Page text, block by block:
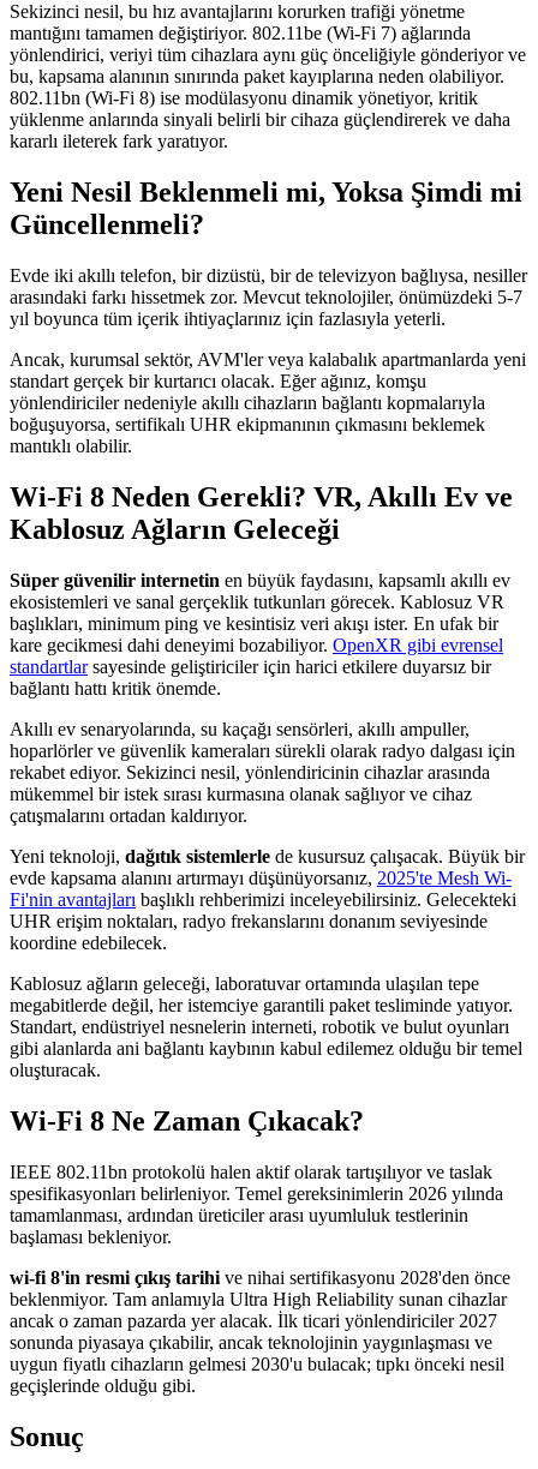
Sekizinci nesil, bu hız avantajlarını korurken trafiği yönetme
mantığını tamamen değiştiriyor. 802.11be (Wi-Fi 7) ağlarında
yönlendirici, veriyi tüm cihazlara aynı güç önceliğiyle gönderiyor ve
bu, kapsama alanının sınırında paket kayıplarına neden olabiliyor.
802.11bn (Wi-Fi 8) ise modülasyonu dinamik yönetiyor, kritik
yüklenme anlarında sinyali belirli bir cihaza güçlendirerek ve daha
kararlı ileterek fark yaratıyor.
Yeni Nesil Beklenmeli mi, Yoksa Şimdi mi
Güncellenmeli?
Evde iki akıllı telefon, bir dizüstü, bir de televizyon bağlıysa, nesiller
arasındaki farkı hissetmek zor. Mevcut teknolojiler, önümüzdeki 5-7
yıl boyunca tüm içerik ihtiyaçlarınız için fazlasıyla yeterli.
Ancak, kurumsal sektör, AVM'ler veya kalabalık apartmanlarda yeni
standart gerçek bir kurtarıcı olacak. Eğer ağınız, komşu
yönlendiriciler nedeniyle akıllı cihazların bağlantı kopmalarıyla
boğuşuyorsa, sertifikalı UHR ekipmanının çıkmasını beklemek
mantıklı olabilir.
Wi-Fi 8 Neden Gerekli? VR, Akıllı Ev ve
Kablosuz Ağların Geleceği
Süper güvenilir internetin en büyük faydasını, kapsamlı akıllı ev
ekosistemleri ve sanal gerçeklik tutkunları görecek. Kablosuz VR
başlıkları, minimum ping ve kesintisiz veri akışı ister. En ufak bir
kare gecikmesi dahi deneyimi bozabiliyor. OpenXR gibi evrensel
standartlarsayesinde geliştiriciler için harici etkilere duyarsız bir
bağlantı hattı kritik önemde.
Akıllı ev senaryolarında, su kaçağı sensörleri, akıllı ampuller,
hoparlörler ve güvenlik kameraları sürekli olarak radyo dalgası için
rekabet ediyor. Sekizinci nesil, yönlendiricinin cihazlar arasında
mükemmel bir istek sırası kurmasına olanak sağlıyor ve cihaz
çatışmalarını ortadan kaldırıyor.
Yeni teknoloji, dağıtık sistemlerle de kusursuz çalışacak. Büyük bir
evde kapsama alanını artırmayı düşünüyorsanız, 2025'te Mesh Wi-
Fi'nin avantajları başlıklı rehberimizi inceleyebilirsiniz. Gelecekteki
UHR erişim noktaları, radyo frekanslarını donanım seviyesinde
koordine edebilecek.
Kablosuz ağların geleceği, laboratuvar ortamında ulaşılan tepe
megabitlerde değil, her istemciye garantili paket tesliminde yatıyor.
Standart, endüstriyel nesnelerin interneti, robotik ve bulut oyunları
gibi alanlarda ani bağlantı kaybının kabul edilemez olduğu bir temel
oluşturacak.
Wi-Fi 8 Ne Zaman Çıkacak?
IEEE 802.11bn protokolü halen aktif olarak tartışılıyor ve taslak
spesifikasyonları belirleniyor. Temel gereksinimlerin 2026 yılında
tamamlanması, ardından üreticiler arası uyumluluk testlerinin
başlaması bekleniyor.
wi-fi 8'in resmi çıkış tarihi ve nihai sertifikasyonu 2028'den önce
beklenmiyor. Tam anlamıyla Ultra High Reliability sunan cihazlar
ancak o zaman pazarda yer alacak. İlk ticari yönlendiriciler 2027
sonunda piyasaya çıkabilir, ancak teknolojinin yaygınlaşması ve
uygun fiyatlı cihazların gelmesi 2030'u bulacak; tıpkı önceki nesil
geçişlerinde olduğu gibi.
Sonuç